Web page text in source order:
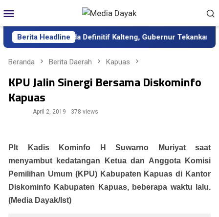
ke
kontenMobile
Berita Headline
sebagai Sekda Definitif Kalteng, Gubernur Tekankan Kerja
Beranda Berita Daerah Kapuas
KPU Jalin Sinergi Bersama Diskominfo
Kapuas
April 2, 2019 378 views
Plt Kadis Kominfo H Suwarno Muriyat saat
menyambut kedatangan Ketua dan Anggota Komisi
Pemilihan Umum (KPU) Kabupaten Kapuas di Kantor
Diskominfo Kabupaten Kapuas, beberapa waktu lalu.
(Media Dayak/Ist)